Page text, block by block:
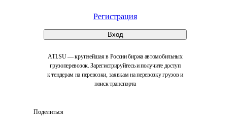
Регистрация
Вход
ATI.SU — крупнейшая в России биржа автомобильных
грузоперевозок. Зарегистрируйтесь и получите доступ
к тендерам на перевозки, заявкам на перевозку грузов и
поиск транспорта
Поделиться